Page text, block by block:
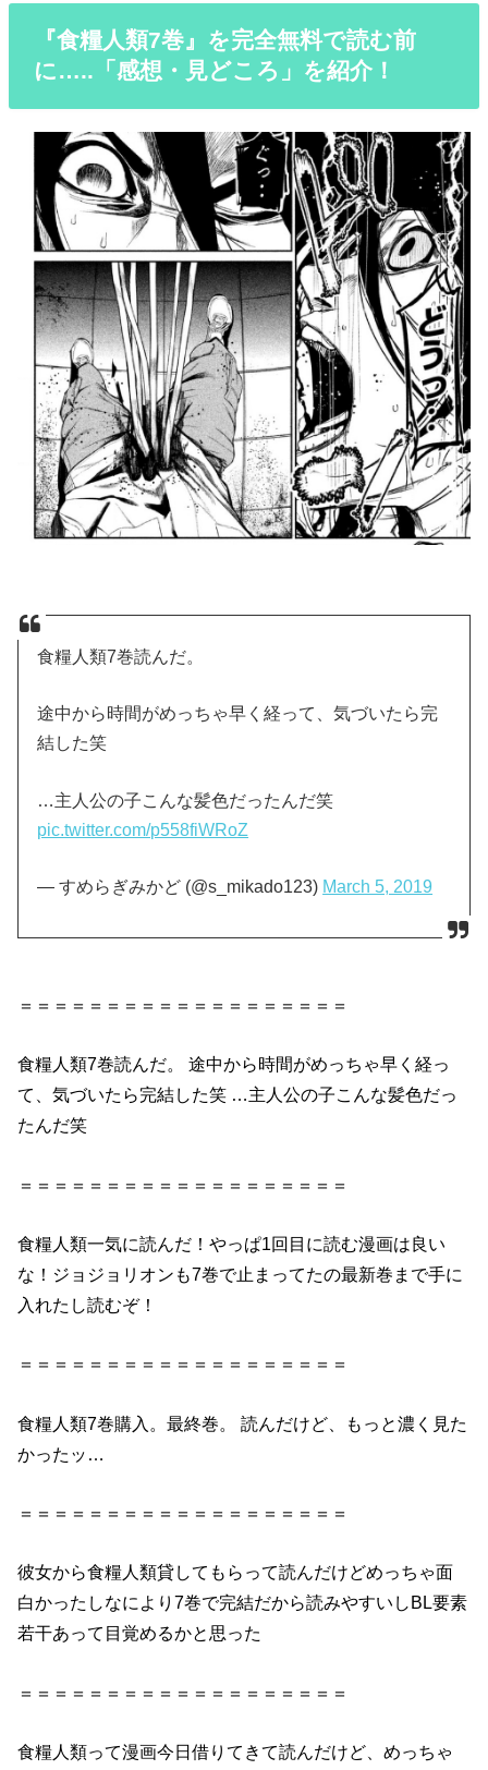
『食糧人類7巻』を完全無料で読む前
に…..「感想・見どころ」を紹介！
食糧人類7巻読んだ。
途中から時間がめっちゃ早く経って、気づいたら完
結した笑
…主人公の子こんな髪色だったんだ笑
pic.twitter.com/p558fiWRoZ
— すめらぎみかど (@s_mikado123) March 5, 2019
＝＝＝＝＝＝＝＝＝＝＝＝＝＝＝＝＝＝＝
食糧人類7巻読んだ。 途中から時間がめっちゃ早く経っ
て、気づいたら完結した笑 …主人公の子こんな髪色だっ
たんだ笑
＝＝＝＝＝＝＝＝＝＝＝＝＝＝＝＝＝＝＝
食糧人類一気に読んだ ！やっぱ1回目に読む漫画は良い
な！ジョジョリオンも7巻で止まってたの最新巻まで手に
入れたし読むぞ！
＝＝＝＝＝＝＝＝＝＝＝＝＝＝＝＝＝＝＝
食糧人類7巻購入。最終巻。読んだけど、もっと濃く見た
かったッ…
＝＝＝＝＝＝＝＝＝＝＝＝＝＝＝＝＝＝＝
彼女から食糧人類貸してもらって読んだけどめっちゃ面
白かったしなにより7巻で完結だから読みやすいしBL要素
若干あって目覚めるかと思った
＝＝＝＝＝＝＝＝＝＝＝＝＝＝＝＝＝＝＝
食糧人類って漫画今日借りてきて読んだけど、めっちゃ